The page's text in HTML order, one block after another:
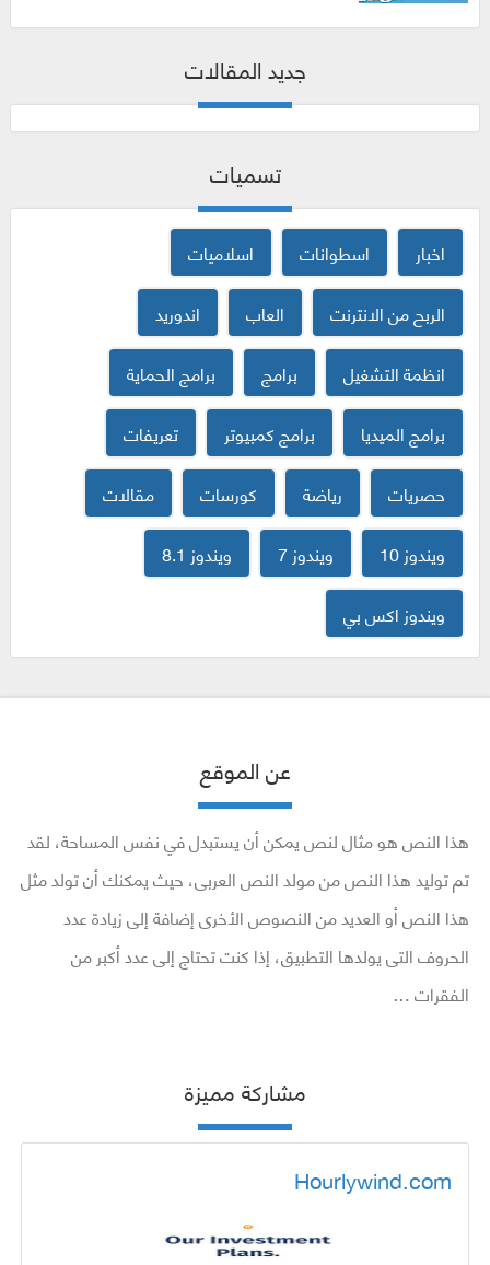
كورسات
جديد المقالات
تسميات
اخبار اسطوانات
اسلاميات
الربح من الانترنت
العاب
اندوريد
انظمة التشغيل
برامج
برامج الحماية
برامج الميديا
برامج كمبيوتر
تعريفات
حصريات
رياضة كورسات
مقالات
ويندوز 10
ويندوز 7
ويندوز 8.1
ويندوز اكس بي
عن الموقع
هذا النص هو مثال لنص يمكن أن يستبدل في نفس المساحة، لقد
تم توليد هذا النص من مولد النص العربى، حيث يمكنك أن تولد مثل
هذا النص أو العديد من النصوص الأخرى إضافة إلى زيادة عدد
الحروف التى يولدها التطبيق، إذا كنت تحتاج إلى عدد أكبر من
الفقرات …
مشاركة مميزة
Hourlywind.com